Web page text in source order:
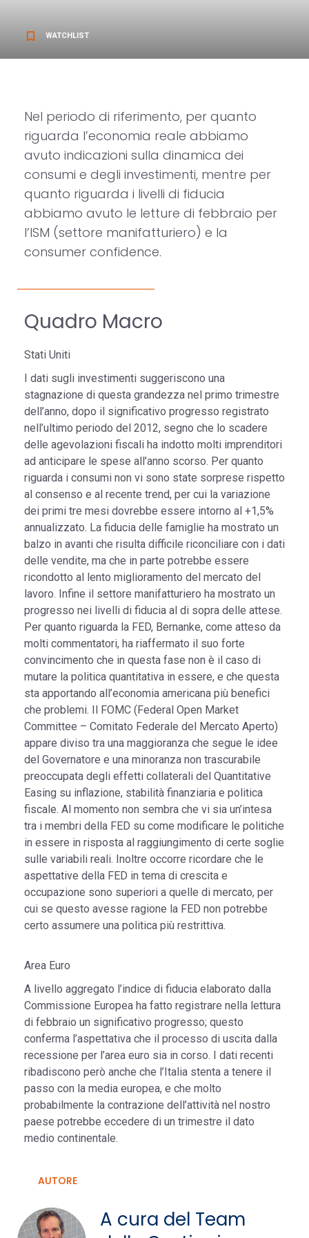
bookmark_border WATCHLIST
Nel periodo di riferimento, per quanto
riguarda l’economia reale abbiamo
avuto indicazioni sulla dinamica dei
consumi e degli investimenti, mentre per
quanto riguarda i livelli di fiducia
abbiamo avuto le letture di febbraio per
l’ISM (settore manifatturiero) e la
consumer confidence.
Quadro Macro
Stati Uniti
I dati sugli investimenti suggeriscono una
stagnazione di questa grandezza nel primo trimestre
dell’anno, dopo il significativo progresso registrato
nell’ultimo periodo del 2012, segno che lo scadere
delle agevolazioni fiscali ha indotto molti imprenditori
ad anticipare le spese all’anno scorso. Per quanto
riguarda i consumi non vi sono state sorprese rispetto
al consenso e al recente trend, per cui la variazione
dei primi tre mesi dovrebbe essere intorno al +1,5%
annualizzato. La fiducia delle famiglie ha mostrato un
balzo in avanti che risulta difficile riconciliare con i dati
delle vendite, ma che in parte potrebbe essere
ricondotto al lento miglioramento del mercato del
lavoro. Infine il settore manifatturiero ha mostrato un
progresso nei livelli di fiducia al di sopra delle attese.
Per quanto riguarda la FED, Bernanke, come atteso da
molti commentatori, ha riaffermato il suo forte
convincimento che in questa fase non è il caso di
mutare la politica quantitativa in essere, e che questa
sta apportando all’economia americana più benefici
che problemi. Il FOMC (Federal Open Market
Committee – Comitato Federale del Mercato Aperto)
appare diviso tra una maggioranza che segue le idee
del Governatore e una minoranza non trascurabile
preoccupata degli effetti collaterali del Quantitative
Easing su inflazione, stabilità finanziaria e politica
fiscale. Al momento non sembra che vi sia un’intesa
tra i membri della FED su come modificare le politiche
in essere in risposta al raggiungimento di certe soglie
sulle variabili reali. Inoltre occorre ricordare che le
aspettative della FED in tema di crescita e
occupazione sono superiori a quelle di mercato, per
cui se questo avesse ragione la FED non potrebbe
certo assumere una politica più restrittiva.
Area Euro
A livello aggregato l’indice di fiducia elaborato dalla
Commissione Europea ha fatto registrare nella lettura
di febbraio un significativo progresso; questo
conferma l’aspettativa che il processo di uscita dalla
recessione per l’area euro sia in corso. I dati recenti
ribadiscono però anche che l’Italia stenta a tenere il
passo con la media europea, e che molto
probabilmente la contrazione dell’attività nel nostro
paese potrebbe eccedere di un trimestre il dato
medio continentale.
AUTORE
A cura del Team